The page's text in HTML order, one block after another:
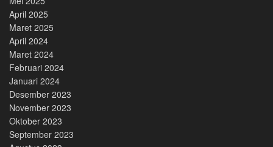
April 2025
Maret 2025
April 2024
Maret 2024
Februari 2024
Januari 2024
Desember 2023
November 2023
Oktober 2023
September 2023